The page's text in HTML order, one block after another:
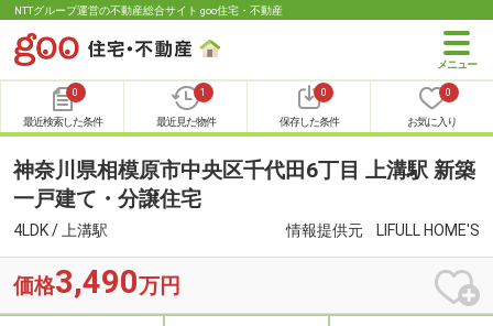
NTTグループ運営の不動産総合サイト goo住宅・不動産
0
最近検索した条件
1
最近見た物件
0
保存した条件
0
お気に入り
神奈川県相模原市中央区千代田6丁目 上溝駅 新築
一戸建て・分譲住宅
4LDK / 上溝駅 情報提供元 LIFULL HOME'S
価格3,490万円